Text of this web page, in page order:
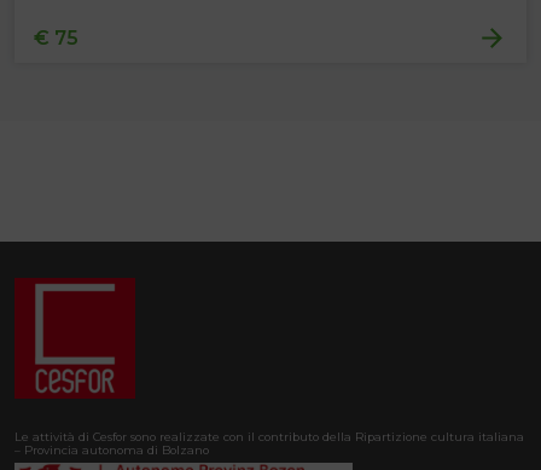
€ 75
Le attività di Cesfor sono realizzate con il contributo della Ripartizione cultura italiana
– Provincia autonoma di Bolzano